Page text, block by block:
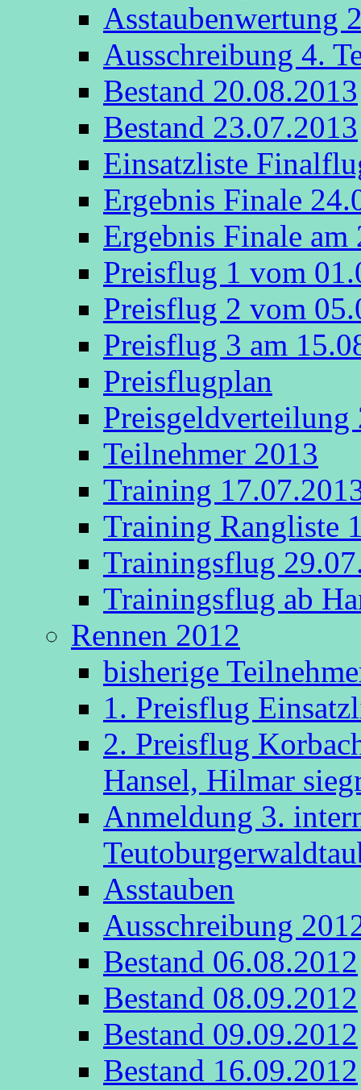
Asstaubenwertung
Ausschreibung 4.
Bestand 20.08.2013
Bestand 23.07.2013
Einsatzliste
Ergebnis Finale
Ergebnis Finale am
Preisflug 1 vom
Preisflug 2 vom
Preisflug 3 am
Preisflugplan
Preisgeldverteilung
Teilnehmer 2013
Training
Training Rangliste
Trainingsflug
Trainingsflug ab
Rennen 2012
bisherige
1. Preisflug
2. Preisflug
Hansel, Hilmar
Anmeldung 3.
Asstauben
Ausschreibung
Bestand 06.08.2012
Bestand 08.09.2012
Bestand 09.09.2012
Bestand 16.09.2012